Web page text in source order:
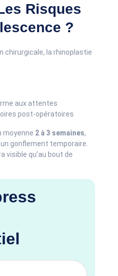
Risques
?
chirurgicale, la rhinoplastie
aux attentes
post-opératoires
moyenne 2 à 3 semaines,
gonflement temporaire.
visible qu’au bout de